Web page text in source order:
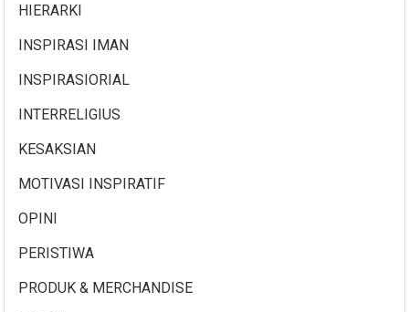
HIERARKI
INSPIRASI IMAN
INSPIRASIORIAL
INTERRELIGIUS
KESAKSIAN
MOTIVASI INSPIRATIF
OPINI
PERISTIWA
PRODUK & MERCHANDISE